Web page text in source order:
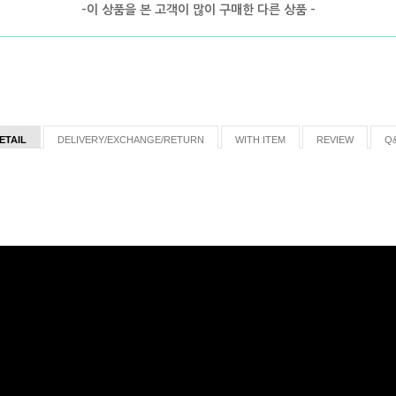
-이 상품을 본 고객이 많이 구매한 다른 상품 -
DELIVERY/EXCHANGE/RETURN WITH ITEM REVIEW